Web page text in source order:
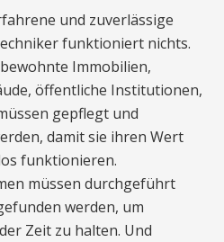
und zuverlässige
funktioniert nichts.
Immobilien,
öffentliche Institutionen,
gepflegt und
damit sie ihren Wert
funktionieren.
müssen durchgeführt
werden, um
Zeit zu halten. Und